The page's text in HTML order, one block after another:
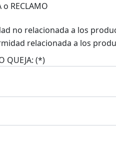
RECLAMO
no relacionada a los
relacionada a los
QUEJA: (*)